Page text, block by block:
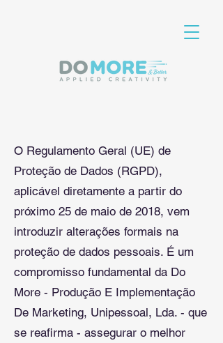
O Regulamento Geral (UE) de
Proteção de Dados (RGPD),
aplicável diretamente a partir do
próximo 25 de maio de 2018, vem
introduzir alterações formais na
proteção de dados pessoais. É um
compromisso fundamental da Do
More - Produção E Implementação
De Marketing, Unipessoal, Lda. - que
se reafirma - assegurar o melhor